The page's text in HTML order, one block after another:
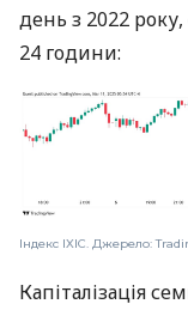
день з 2022
24 години:
Індекс IXIC. Джерело:
Капіталізація